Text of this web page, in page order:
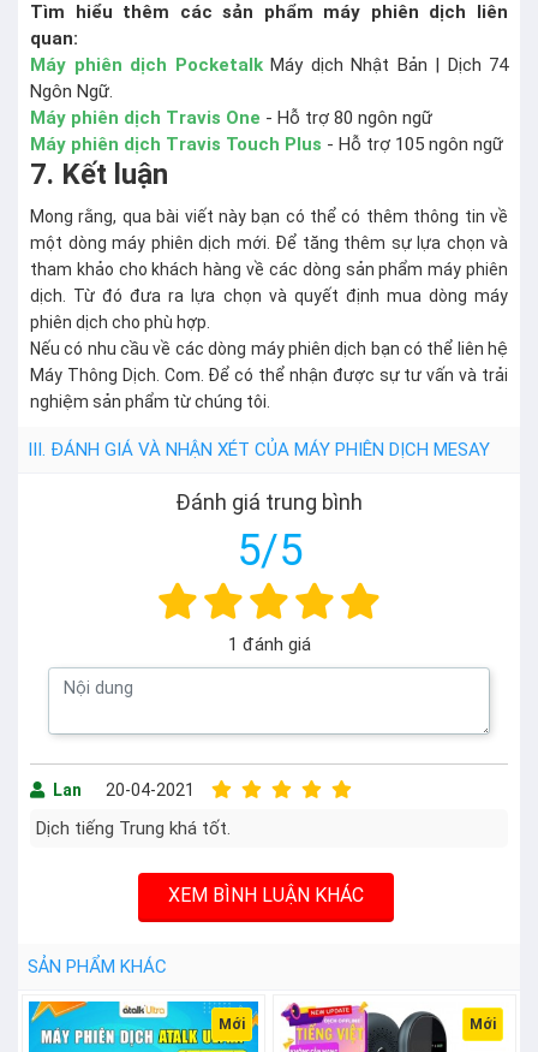
Tìm hiểu thêm các sản phẩm máy phiên dịch liên
quan:
Máy phiên dịch PocketalkMáy dịch Nhật Bản | Dịch 74
Ngôn Ngữ.
Máy phiên dịch Travis One - Hỗ trợ 80 ngôn ngữ
Máy phiên dịch Travis Touch Plus - Hỗ trợ 105 ngôn ngữ
7. Kết luận
Mong rằng, qua bài viết này bạn có thể có thêm thông tin về
một dòng máy phiên dịch mới. Để tăng thêm sự lựa chọn và
tham khảo cho khách hàng về các dòng sản phẩm máy phiên
dịch. Từ đó đưa ra lựa chọn và quyết định mua dòng máy
phiên dịch cho phù hợp.
Nếu có nhu cầu về các dòng máy phiên dịch bạn có thể liên hệ
Máy Thông Dịch. Com. Để có thể nhận được sự tư vấn và trải
nghiệm sản phẩm từ chúng tôi.
III. ĐÁNH GIÁ VÀ NHẬN XÉT CỦA MÁY PHIÊN DỊCH MESAY
Đánh giá trung bình
5/5
1 đánh giá
Lan 20-04-2021
Dịch tiếng Trung khá tốt.
XEM BÌNH LUẬN KHÁC
SẢN PHẨM KHÁC
Mới Mới